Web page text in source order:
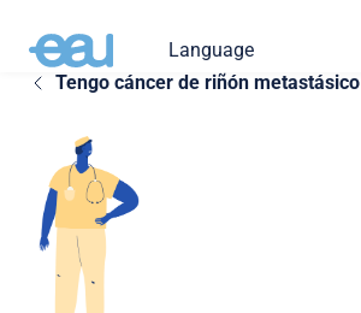
Language
Tengo cáncer de riñón metastásico